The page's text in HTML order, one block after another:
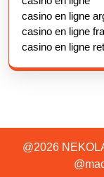
casino en ligne
casino en ligne
casino en ligne
@2026